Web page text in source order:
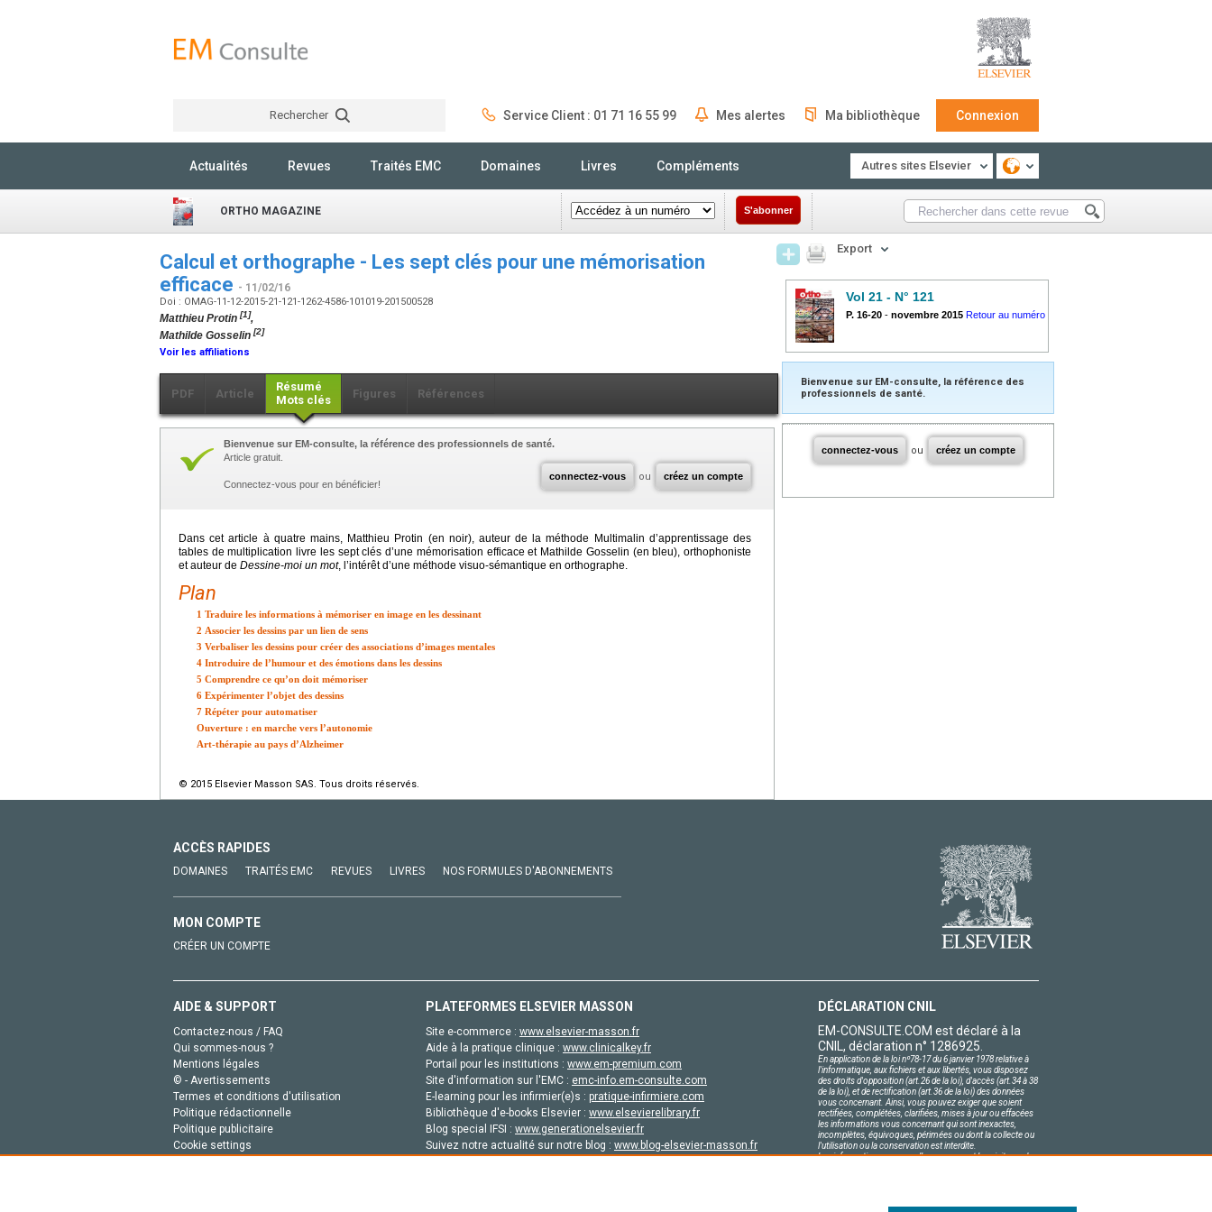
Rechercher Service Client : 01 71 16 55 99 Mes alertes Ma bibliothèque Connexion
Actualités Revues Traités EMC Domaines Livres Compléments Autres sites Elsevier
ORTHO MAGAZINE S'abonner
Calcul et orthographe - Les sept clés pour une mémorisation
efficace - 11/02/16
Doi : OMAG-11-12-2015-21-121-1262-4586-101019-201500528
Matthieu Protin [1],
Mathilde Gosselin [2]
Voir les affiliations
PDF Article
Résumé
Mots clés
Figures Références
connectez-vous ou créez un compte
Bienvenue sur EM-consulte, la référence des professionnels de santé.
Article gratuit.
Connectez-vous pour en bénéficier!
Dans cet article à quatre mains, Matthieu Protin (en noir), auteur de la méthode Multimalin d’apprentissage des
tables de multiplication livre les sept clés d’une mémorisation efficace et Mathilde Gosselin (en bleu), orthophoniste
et auteur de Dessine-moi un mot, l’intérêt d’une méthode visuo-sémantique en orthographe.
Plan
1 Traduire les informations à mémoriser en image en les dessinant
2 Associer les dessins par un lien de sens
3 Verbaliser les dessins pour créer des associations d’images mentales
4 Introduire de l’humour et des émotions dans les dessins
5 Comprendre ce qu’on doit mémoriser
6 Expérimenter l’objet des dessins
7 Répéter pour automatiser
Ouverture : en marche vers l’autonomie
Art-thérapie au pays d’Alzheimer
© 2015 Elsevier Masson SAS. Tous droits réservés.
Export
Vol 21 - N° 121
P. 16-20 - novembre 2015 Retour au numéro
Bienvenue sur EM-consulte, la référence des
professionnels de santé.
connectez-vous ou créez un compte
ACCÈS RAPIDES
DOMAINES TRAITÉS EMC REVUES LIVRES NOS FORMULES D'ABONNEMENTS
MON COMPTE
CRÉER UN COMPTE
AIDE & SUPPORT
Contactez-nous / FAQ
Qui sommes-nous ?
Mentions légales
© - Avertissements
Termes et conditions d'utilisation
Politique rédactionnelle
Politique publicitaire
Cookie settings
PLATEFORMES ELSEVIER MASSON
Site e-commerce : www.elsevier-masson.fr
Aide à la pratique clinique : www.clinicalkey.fr
Portail pour les institutions : www.em-premium.com
Site d'information sur l'EMC : emc-info.em-consulte.com
E-learning pour les infirmier(e)s : pratique-infirmiere.com
Bibliothèque d'e-books Elsevier : www.elsevierelibrary.fr
Blog special IFSI : www.generationelsevier.fr
Suivez notre actualité sur notre blog : www.blog-elsevier-masson.fr
DÉCLARATION CNIL
EM-CONSULTE.COM est déclaré à la
CNIL, déclaration n° 1286925.
En application de la loi nº78-17 du 6 janvier 1978 relative à
l'informatique, aux fichiers et aux libertés, vous disposez
des droits d'opposition (art.26 de la loi), d'accès (art.34 à 38
de la loi), et de rectification (art.36 de la loi) des données
vous concernant. Ainsi, vous pouvez exiger que soient
rectifiées, complétées, clarifiées, mises à jour ou effacées
les informations vous concernant qui sont inexactes,
incomplètes, équivoques, périmées ou dont la collecte ou
l'utilisation ou la conservation est interdite.
Les informations personnelles concernant les visiteurs de